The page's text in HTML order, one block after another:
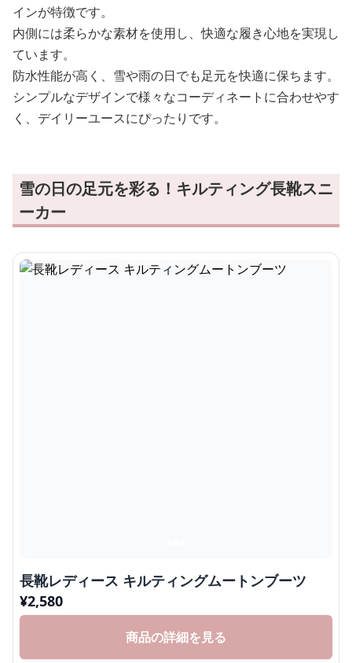
インが特徴です。
内側には柔らかな素材を使用し、快適な履き心地を実現し
ています。
防水性能が高く、雪や雨の日でも足元を快適に保ちます。
シンプルなデザインで様々なコーディネートに合わせやす
く、デイリーユースにぴったりです。
雪の日の足元を彩る！キルティング長靴スニ
ーカー
長靴レディース キルティングムートンブーツ
¥2,580
商品の詳細を見る